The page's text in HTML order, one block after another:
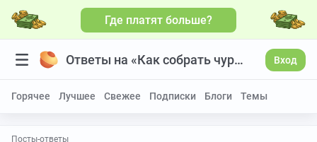
Где платят больше?
Ответы на «Как собрать чуркам Прадик и остаться должным» Вход
Горячее Лучшее Свежее Подписки Блоги Темы
Посты-ответы